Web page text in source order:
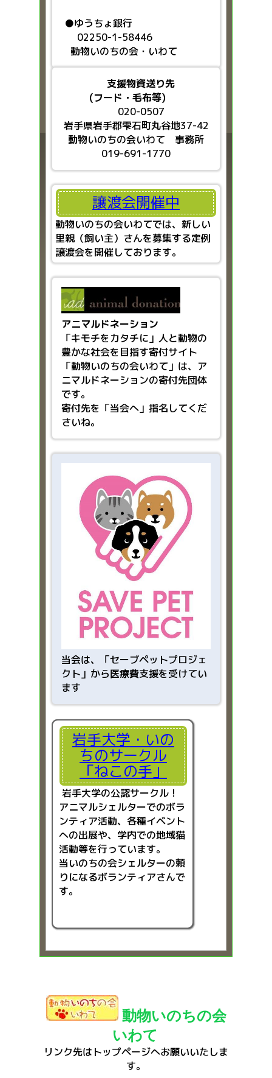
●ゆうちょ銀行
02250-1-58446
動物いのちの会・いわて
支援物資送り先
(フード・毛布等)
020-0507
岩手県岩手郡雫石町丸谷地37-42
動物いのちの会いわて 事務所
019-691-1770
譲渡会開催中
動物いのちの会いわてでは、新しい
里親（飼い主）さんを募集する定例
譲渡会を開催しております。
アニマルドネーション
「キモチをカタチに」人と動物の
豊かな社会を目指す寄付サイト
「動物いのちの会いわて」は、ア
ニマルドネーションの寄付先団体
です。
寄付先を「当会へ」指名してくだ
さいね。
当会は、「セーブペットプロジェ
クト」から医療費支援を受けてい
ます
岩手大学・いの
ちのサークル
「ねこの手」
岩手大学の公認サークル！
アニマルシェルターでのボラ
ンティア活動、各種イベント
への出展や、学内での地域猫
活動等を行っています。
当いのちの会シェルターの頼
りになるボランティアさんで
す。
動物いのちの会
いわて
リンク先はトップページへお願いいたしま
す。